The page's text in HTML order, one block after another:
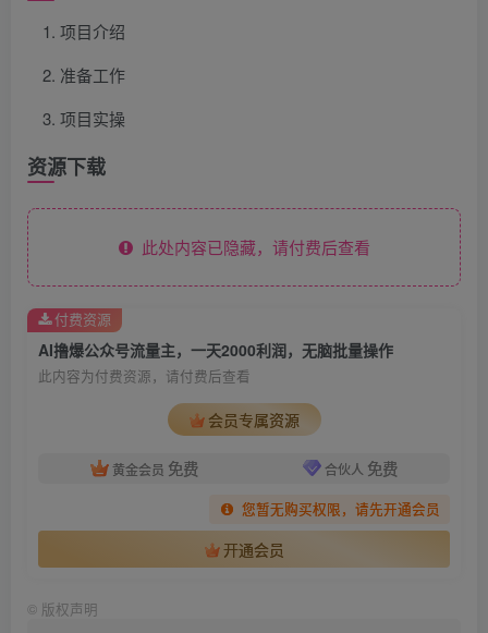
项目介绍
准备工作
项目实操
资源下载
此处内容已隐藏，请付费后查看
AI撸爆公众号流量主，一天2000利润，无脑批量操作
此内容为付费资源，请付费后查看
会员专属资源
黄金会员 免费 合伙人 免费
您暂无购买权限，请先开通会员
开通会员
付费资源
© 版权声明